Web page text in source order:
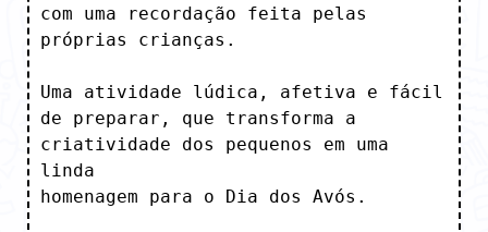
com uma recordação feita pelas
próprias crianças.
Uma atividade lúdica, afetiva e fácil
de preparar, que transforma a
criatividade dos pequenos em uma
linda
homenagem para o Dia dos Avós.